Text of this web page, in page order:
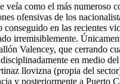
veía como el más numeroso
ofensivas de los
conseguido en las recientes
irremisiblemente.
Valencey, que cerrando
en medio
llovizna (propia del
y posteriormente a Puerto